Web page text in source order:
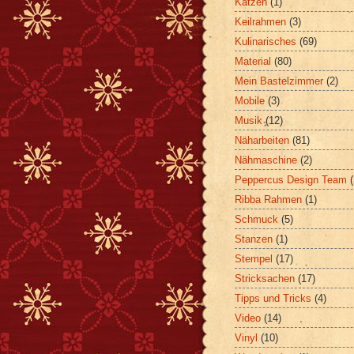
Keilrahmen (3)
Kulinarisches (69)
Material (80)
Mein Bastelzimmer (2)
Mobile (3)
Musik (12)
Näharbeiten (81)
Nähmaschine (2)
Peppercus Design Team
Ribba Rahmen (1)
Schmuck (5)
Stanzen (1)
Stempel (17)
Stricksachen (17)
Tipps und Tricks (4)
Video (14)
Vinyl (10)